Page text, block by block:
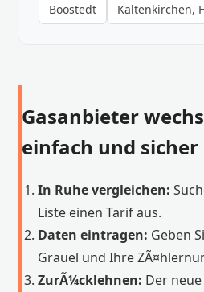
Boostedt
Kaltenkirchen,
Gasanbieter
einfach und sicher
In Ruhe vergleichen:
Liste einen Tarif aus.
Daten eintragen: Geben
Grauel und Ihre
ZurÃ¼cklehnen: Der